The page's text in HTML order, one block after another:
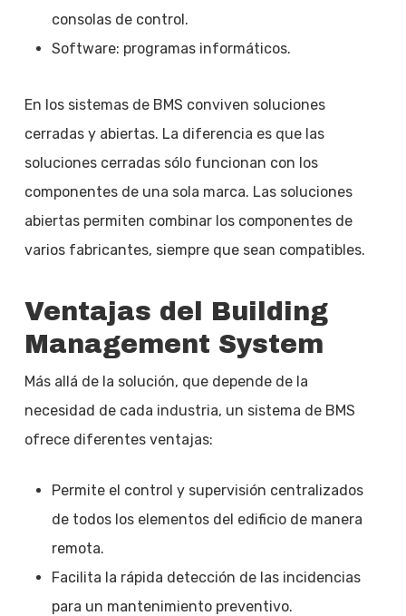
consolas de control.
Software: programas informáticos.
En los sistemas de BMS conviven soluciones
cerradas y abiertas. La diferencia es que las
soluciones cerradas sólo funcionan con los
componentes de una sola marca. Las soluciones
abiertas permiten combinar los componentes de
varios fabricantes, siempre que sean compatibles.
Ventajas del Building
Management System
Más allá de la solución, que depende de la
necesidad de cada industria, un sistema de BMS
ofrece diferentes ventajas:
Permite el control y supervisión centralizados
de todos los elementos del edificio de manera
remota.
Facilita la rápida detección de las incidencias
para un mantenimiento preventivo.